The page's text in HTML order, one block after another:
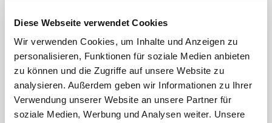
Diese Webseite verwendet Cookies
Wir verwenden Cookies, um Inhalte und Anzeigen zu
personalisieren, Funktionen für soziale Medien anbieten
zu können und die Zugriffe auf unsere Website zu
analysieren. Außerdem geben wir Informationen zu Ihrer
Verwendung unserer Website an unsere Partner für
soziale Medien, Werbung und Analysen weiter. Unsere
gemeinsame Fortbildungsveranstaltung der
AkdÄ mit der Ärztekammer Sachsen-Anhalt und
der Kassenärztlichen Vereinigung Sachsen-
Anhalt statt.